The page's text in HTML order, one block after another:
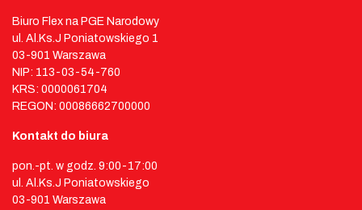
Biuro Flex na PGE Narodowy
ul. Al.Ks.J Poniatowskiego 1
03-901 Warszawa
NIP: 113-03-54-760
KRS: 0000061704
REGON: 00086662700000
Kontakt do biura
pon.-pt. w godz. 9:00-17:00
ul. Al.Ks.J Poniatowskiego
03-901 Warszawa